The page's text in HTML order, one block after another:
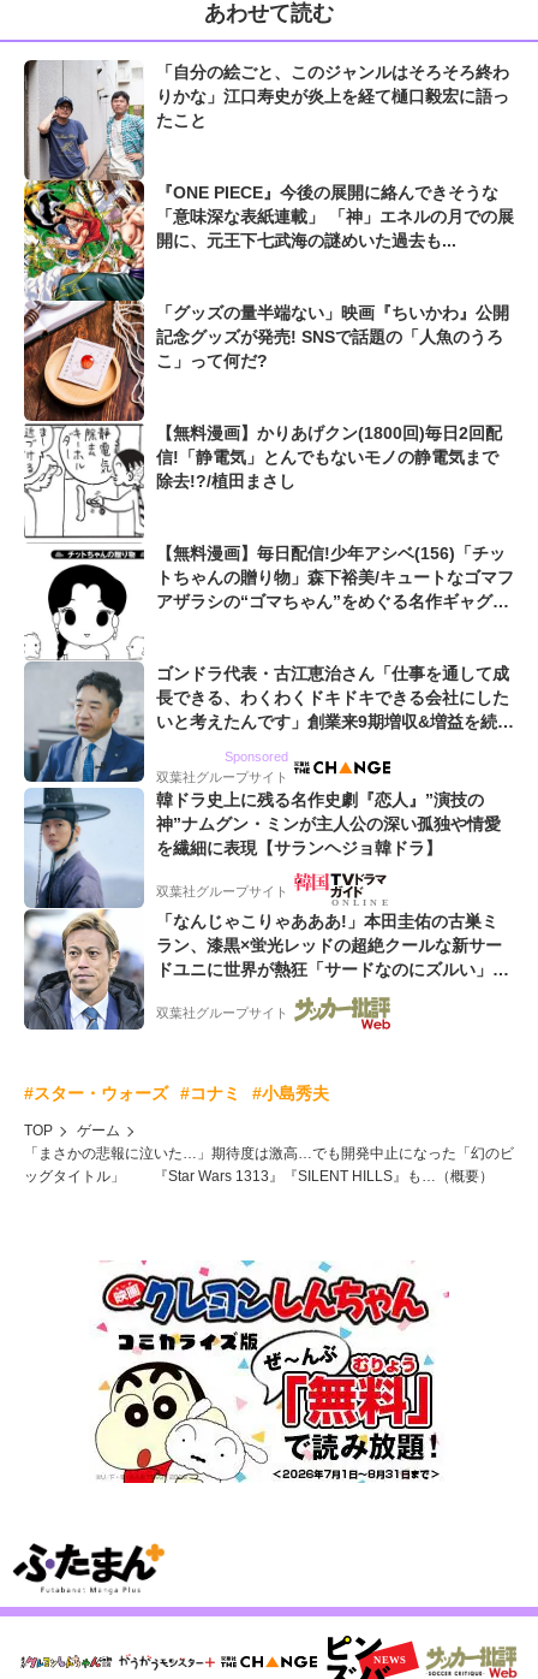
あわせて読む
「自分の絵ごと、このジャンルはそろそろ終わ
りかな」江口寿史が炎上を経て樋口毅宏に語っ
たこと
『ONE PIECE』今後の展開に絡んできそうな
「意味深な表紙連載」 「神」エネルの月での展
開に、元王下七武海の謎めいた過去も...
「グッズの量半端ない」映画『ちいかわ』公開
記念グッズが発売! SNSで話題の「人魚のうろ
こ」って何だ?
【無料漫画】かりあげクン(1800回)毎日2回配
信!「静電気」とんでもないモノの静電気まで
除去!?/植田まさし
【無料漫画】毎日配信!少年アシベ(156)「チッ
トちゃんの贈り物」森下裕美/キュートなゴマフ
アザラシの“ゴマちゃん”をめぐる名作ギャグ4
ゴンドラ代表・古江恵治さん「仕事を通して成
長できる、わくわくドキドキできる会社にした
いと考えたんです」創業来9期増収&増益を続け
Sponsored
双葉社グループサイト
韓ドラ史上に残る名作史劇『恋人』”演技の
神”ナムグン・ミンが主人公の深い孤独や情愛
を繊細に表現【サランヘジョ韓ドラ】
双葉社グループサイト
「なんじゃこりゃあああ!」本田圭佑の古巣ミ
ラン、漆黒×蛍光レッドの超絶クールな新サー
ドユニに世界が熱狂「サードなのにズルい」
「こりゃかっけえわ」
双葉社グループサイト
#スター・ウォーズ #コナミ #小島秀夫
TOP
ゲーム
「まさかの悲報に泣いた…」期待度は激高…でも開発中止になった「幻のビ
ッグタイトル」 『Star Wars 1313』『SILENT HILLS』も…（概要）